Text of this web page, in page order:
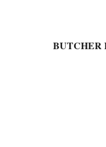
BUTCHER